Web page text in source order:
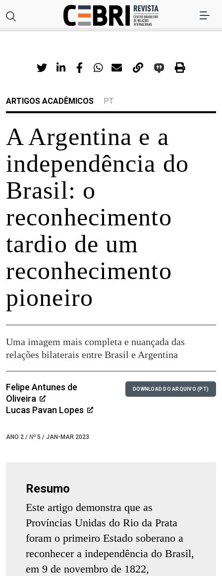
ARTIGOS ACADÊMICOS PT
A Argentina e a
independência do
Brasil: o
reconhecimento
tardio de um
reconhecimento
pioneiro
Uma imagem mais completa e nuançada das
relações bilaterais entre Brasil e Argentina
Felipe Antunes de
Oliveira
Lucas Pavan Lopes
ANO 2 / Nº 5 / JAN-MAR 2023
DOWNLOAD DO ARQUIVO (PT)
Resumo
Este artigo demonstra que as
Províncias Unidas do Rio da Prata
foram o primeiro Estado soberano a
reconhecer a independência do Brasil,
em 9 de novembro de 1822,